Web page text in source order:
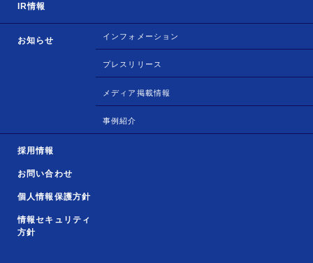
IR情報
お知らせ インフォメーション
プレスリリース
メディア掲載情報
事例紹介
採用情報
お問い合わせ
個人情報保護方針
情報セキュリティ
方針